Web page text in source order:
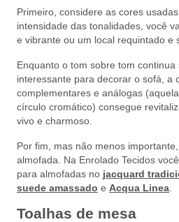
Primeiro, considere as cores
intensidade das tonalidades, você
e vibrante ou um local requintado e
Enquanto o tom sobre tom
interessante para decorar o sofá, a
complementares e análogas
círculo cromático) consegue
vivo e charmoso.
Por fim, mas não menos
almofada. Na Enrolado Tecidos
para almofadas no jacquard
suede amassado e Acqua Linea
Toalhas de mesa